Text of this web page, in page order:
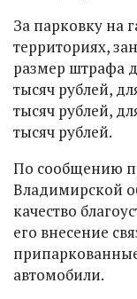
За парковку на
территориях,
размер штрафа
тысяч рублей,
тысяч рублей,
тысяч рублей.
По сообщению
Владимирской
качество
его внесение
автомобили.